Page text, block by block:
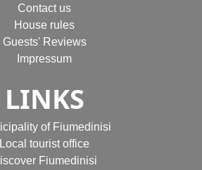
Contact us
House rules
Guests' Reviews
Impressum
LINKS
of Fiumedinisi
Local tourist office
Fiumedinisi